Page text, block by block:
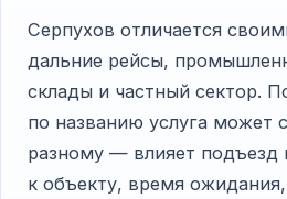
Серпухов отличается
дальние рейсы,
склады и частный сектор.
по названию услуга может
разному — влияет подъезд
к объекту, время